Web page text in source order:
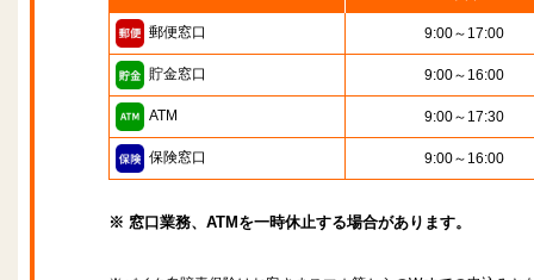
郵便窓口 9:00～17:00
貯金窓口 9:00～16:00
ATM 9:00～17:30
保険窓口 9:00～16:00
※ 窓口業務、ATMを一時休止する場合があります。